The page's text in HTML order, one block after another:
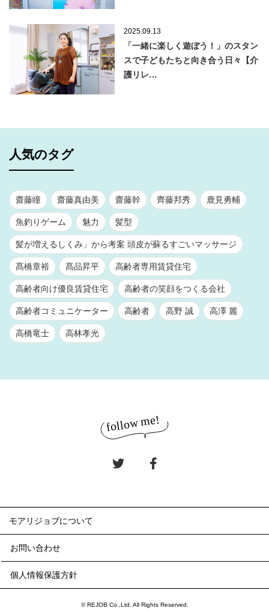
2025.09.13
「一緒に楽しく遊ぼう！」のスタン
スで子どもたちと向き合う日々【介
護リレ…
人気のタグ
齋藤瞳 齋藤真由美 齋藤幹 齊藤邦秀 鹿見勇輔
魚釣りゲーム 魅力 髪型
髪が増えるしくみ」から考案 頭皮が蘇るすごいマッサージ
髙橋章裕 髙品昇平 高齢者専用賃貸住宅
高齢者向け優良賃貸住宅 高齢者の笑顔をつくる会社
高齢者コミュニケーター 高齢者 高野 誠 高澤 麗
高橋竜士 高林孝光
モアリジョブについて
お問い合わせ
個人情報保護方針
© REJOB Co.,Ltd. All Rights Reserved.